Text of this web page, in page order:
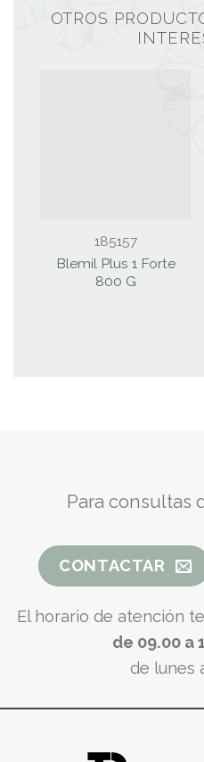
OTROS
185157
Blemil Plus 1 Forte
800 G
Para consultas
CONTACTAR
El horario de atención
de 09.00 a
de lunes